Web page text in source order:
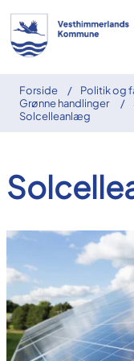
Forside Politik og
Grønne handlinger
Solcelleanlæg